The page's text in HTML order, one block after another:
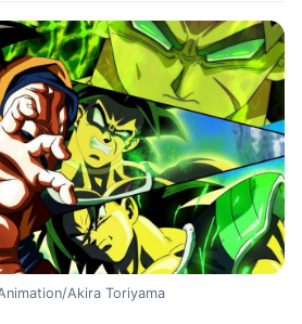
Akira Toriyama